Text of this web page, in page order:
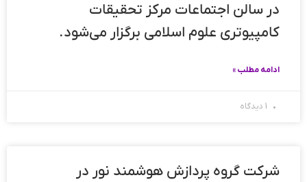
در سالن اجتماعات مرکز تحقیقات
کامپیوتری علوم اسلامی برگزار می‌شود.
ادامه مطلب »
شرکت گروه پردازش هوشمند نور در